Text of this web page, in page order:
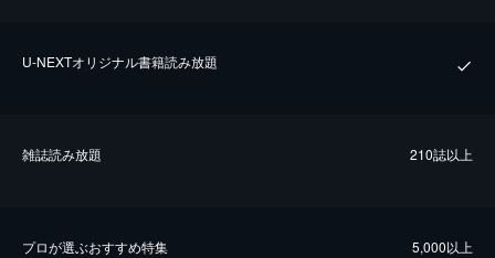
U-NEXTオリジナル書籍読み放題
雑誌読み放題 210誌以上
プロが選ぶおすすめ特集 5,000以上